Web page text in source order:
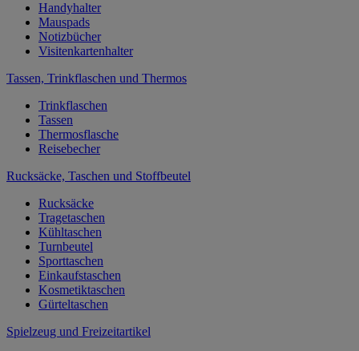
Handyhalter
Mauspads
Notizbücher
Visitenkartenhalter
Tassen, Trinkflaschen und Thermos
Trinkflaschen
Tassen
Thermosflasche
Reisebecher
Rucksäcke, Taschen und Stoffbeutel
Rucksäcke
Tragetaschen
Kühltaschen
Turnbeutel
Sporttaschen
Einkaufstaschen
Kosmetiktaschen
Gürteltaschen
Spielzeug und Freizeitartikel